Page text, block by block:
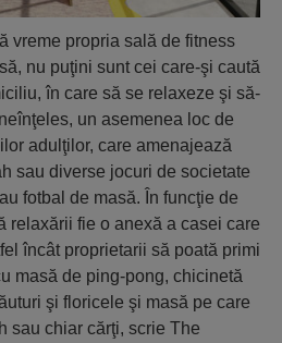
vreme propria sală de fitness
nu puţini sunt cei care-şi caută
în care să se relaxeze şi să-
un asemenea loc de
adulţilor, care amenajează
sau diverse jocuri de societate
fotbal de masă. În funcţie de
relaxării fie o anexă a casei care
încât proprietarii să poată primi
masă de ping-pong, chicinetă
şi floricele şi masă pe care
sau chiar cărţi, scrie The